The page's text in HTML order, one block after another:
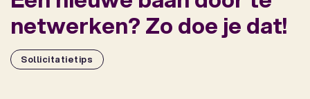
netwerken? Zo doe je dat!
Sollicitatietips